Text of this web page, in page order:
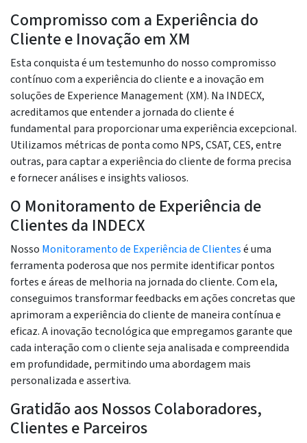
Compromisso com a Experiência do
Cliente e Inovação em XM
Esta conquista é um testemunho do nosso compromisso
contínuo com a experiência do cliente e a inovação em
soluções de Experience Management (XM). Na INDECX,
acreditamos que entender a jornada do cliente é
fundamental para proporcionar uma experiência excepcional.
Utilizamos métricas de ponta como NPS, CSAT, CES, entre
outras, para captar a experiência do cliente de forma precisa
e fornecer análises e insights valiosos.
O Monitoramento de Experiência de
Clientes da INDECX
Nosso Monitoramento de Experiência de Clientesé uma
ferramenta poderosa que nos permite identificar pontos
fortes e áreas de melhoria na jornada do cliente. Com ela,
conseguimos transformar feedbacks em ações concretas que
aprimoram a experiência do cliente de maneira contínua e
eficaz. A inovação tecnológica que empregamos garante que
cada interação com o cliente seja analisada e compreendida
em profundidade, permitindo uma abordagem mais
personalizada e assertiva.
Gratidão aos Nossos Colaboradores,
Clientes e Parceiros